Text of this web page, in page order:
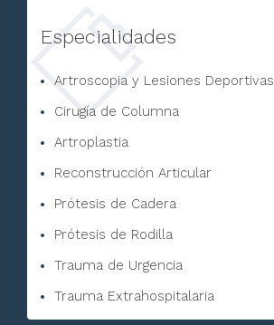
Especialidades
Artroscopia y Lesiones Deportivas
Cirugía de Columna
Artroplastia
Reconstrucción Articular
Prótesis de Cadera
Prótesis de Rodilla
Trauma de Urgencia
Trauma Extrahospitalaria